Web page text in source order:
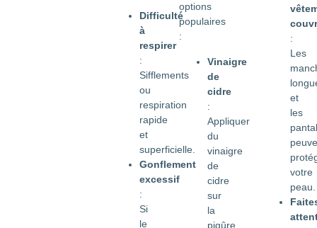
Difficulté
à
respirer
:
Sifflements
ou
respiration
rapide
et
superficielle.
Gonflement
excessif
:
Si
le
options
populaires
:
Vinaigre
de
cidre
:
Appliquer
du
vinaigre
de
cidre
sur
la
piqûre
:
Les
et
les
votre
peau.